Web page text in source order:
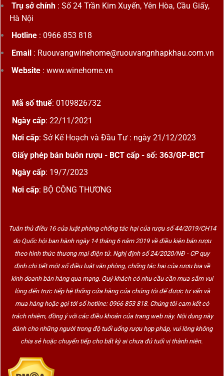
Trụ sở chính: Số 24 Trần Kim Xuyến, Yên Hòa, Cầu Giấy,
Hà Nội
Hotline: 0966 853 818
Email: Ruouvangwinehome@ruouvangnhapkhau.com.vn
Website: www.winehome.vn
Mã số thuế: 0109826732
Ngày cấp: 22/11/2021
Nơi cấp: Sở Kế Hoạch và Đầu Tư : ngày 21/12/2023
Giấy phép bán buôn rượu - BCT cấp - số: 363/GP-BCT
Ngày cấp: 19/7/2023
Nơi cấp: BỘ CÔNG THƯƠNG
Tuân thủ điều 16 của luật phòng chống tác hại của rượu số 44/2019/CH14
do Quốc hội ban hành ngày 14 tháng 6 năm 2019 về điều kiện bán rượu
theo hình thức thương mại điện tử. Nghị định số 24/2020/NĐ - CP quy
định chi tiết một số điều luật văn phòng, chống tác hại của rượu bia về
kinh doanh bán hàng qua mạng. Quý khách có nhu cầu cần mua sắm vui
lòng đến trực tiếp hệ thống cửa hàng của chúng tôi để được tư vấn và
mua hàng hoặc gọi tới số hotline: 0966 853 818. Chúng tôi cam kết có
trách nhiệm, đồng ý với các điều khoản của trang web này. Nội dung này
dành cho những người trong độ tuổi uống rượu hợp pháp, vui lòng không
chia sẻ hoặc chuyển tiếp cho bất kỳ ai chưa đủ tuổi vị thành niên.